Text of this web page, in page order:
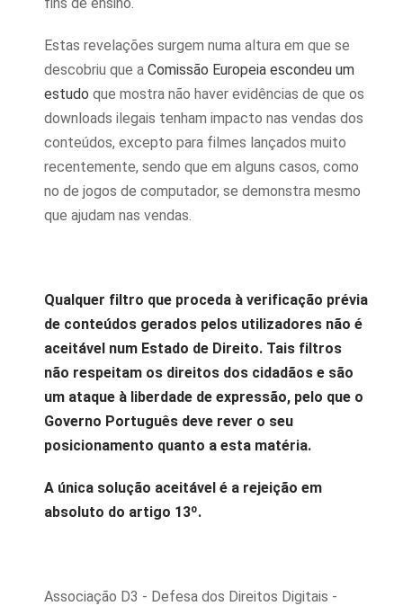
Estas revelações surgem numa altura em que se
descobriu que a Comissão Europeia escondeu um
estudo que mostra não haver evidências de que os
downloads ilegais tenham impacto nas vendas dos
conteúdos, excepto para filmes lançados muito
recentemente, sendo que em alguns casos, como
no de jogos de computador, se demonstra mesmo
que ajudam nas vendas.
Qualquer filtro que proceda à verificação prévia
de conteúdos gerados pelos utilizadores não é
aceitável num Estado de Direito. Tais filtros
não respeitam os direitos dos cidadãos e são
um ataque à liberdade de expressão, pelo que o
Governo Português deve rever o seu
posicionamento quanto a esta matéria.
A única solução aceitável é a rejeição em
absoluto do artigo 13º.
Associação D3 - Defesa dos Direitos Digitais -